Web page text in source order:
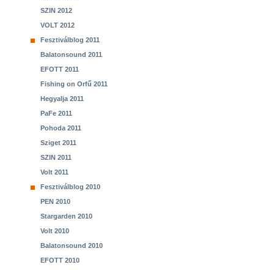
SZIN 2012
VOLT 2012
Fesztiválblog 2011
Balatonsound 2011
EFOTT 2011
Fishing on Orfű 2011
Hegyalja 2011
PaFe 2011
Pohoda 2011
Sziget 2011
SZIN 2011
Volt 2011
Fesztiválblog 2010
PEN 2010
Stargarden 2010
Volt 2010
Balatonsound 2010
EFOTT 2010